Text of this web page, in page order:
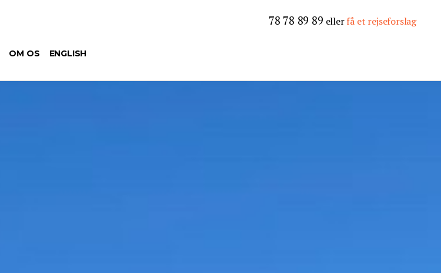
OM OS ENGLISH
78 78 89 89 ellerfå et rejseforslag